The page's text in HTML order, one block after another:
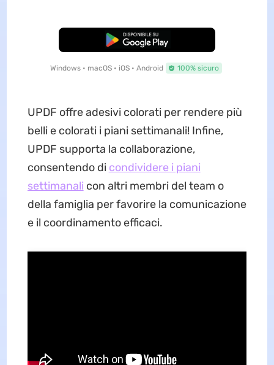
Download Gratis
Windows • macOS • iOS • Android 100% sicuro
UPDF offre adesivi colorati per rendere più
belli e colorati i piani settimanali! Infine,
UPDF supporta la collaborazione,
consentendo di condividere i piani
settimanali con altri membri del team o
della famiglia per favorire la comunicazione
e il coordinamento efficaci.